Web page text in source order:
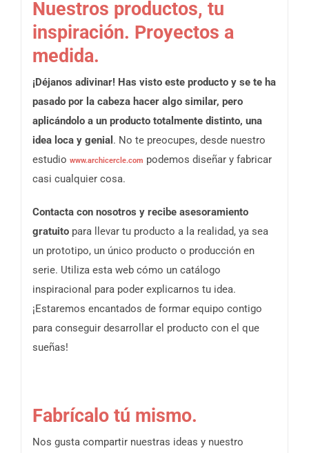
Nuestros productos, tu
inspiración. Proyectos a
medida.
¡Déjanos adivinar! Has visto este producto y se te ha
pasado por la cabeza hacer algo similar, pero
aplicándolo a un producto totalmente distinto, una
idea loca y genial . No te preocupes, desde nuestro
estudio www.archicercle.com podemos diseñar y fabricar
casi cualquier cosa.
Contacta con nosotros y recibe asesoramiento
gratuito para llevar tu producto a la realidad, ya sea
un prototipo, un único producto o producción en
serie. Utiliza esta web cómo un catálogo
inspiracional para poder explicarnos tu idea.
¡Estaremos encantados de formar equipo contigo
para conseguir desarrollar el producto con el que
sueñas!
Fabrícalo tú mismo.
Nos gusta compartir nuestras ideas y nuestro